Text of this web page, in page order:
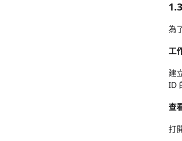
為
工
建
ID
查
打